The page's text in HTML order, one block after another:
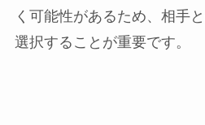
く可能性があるため、相手
選択することが重要です。